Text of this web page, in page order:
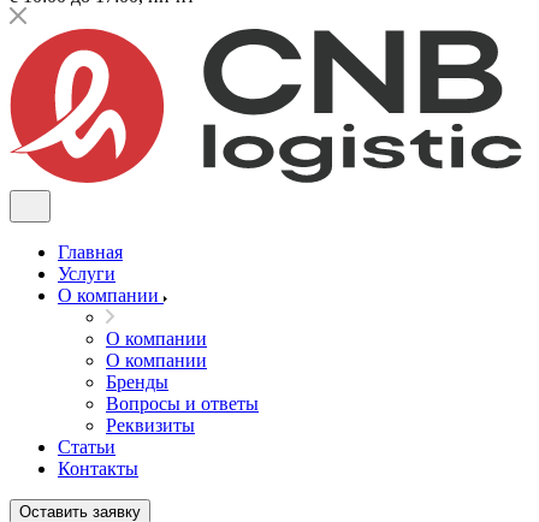
Главная
Услуги
О компании
О компании
О компании
Бренды
Вопросы и ответы
Реквизиты
Статьи
Контакты
Оставить заявку